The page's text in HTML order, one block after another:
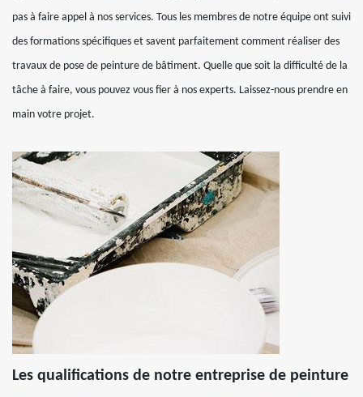
pas à faire appel à nos services. Tous les membres de notre équipe ont suivi
des formations spécifiques et savent parfaitement comment réaliser des
travaux de pose de peinture de bâtiment. Quelle que soit la difficulté de la
tâche à faire, vous pouvez vous fier à nos experts. Laissez-nous prendre en
main votre projet.
Les qualifications de notre entreprise de peinture